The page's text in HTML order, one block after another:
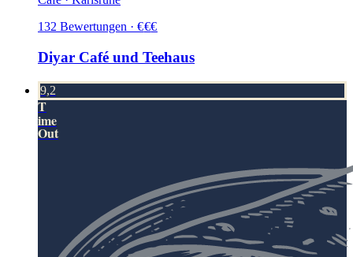
132 Bewertungen · €€€
Diyar Café und Teehaus
9,2
T
ime
Out